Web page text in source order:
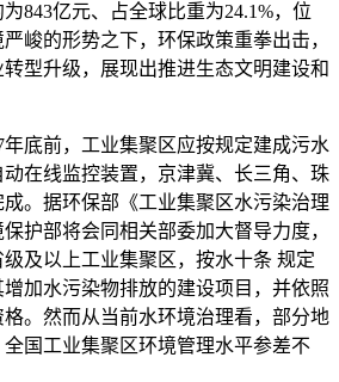
843亿元、占全球比重为24.1%，位
峻的形势之下，环保政策重拳出击，
型升级，展现出推进生态文明建设和
底前，工业集聚区应按规定建成污水
在线监控装置，京津冀、长三角、珠
。据环保部《工业集聚区水污染治理
护部将会同相关部委加大督导力度，
及以上工业集聚区，按水十条 规定
加水污染物排放的建设项目，并依照
。然而从当前水环境治理看，部分地
国工业集聚区环境管理水平参差不